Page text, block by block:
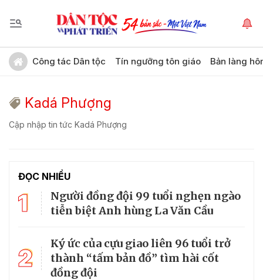
Công tác Dân tộc Tín ngưỡng tôn giáo Bản làng
Kadá Phượng
Cập nhập tin tức Kadá Phượng
ĐỌC NHIỀU
1
Người đồng đội 99 tuổi nghẹn ngào
tiễn biệt Anh hùng La Văn Cầu
2
Ký ức của cựu giao liên 96 tuổi trở
thành “tấm bản đồ” tìm hài cốt
đồng đội